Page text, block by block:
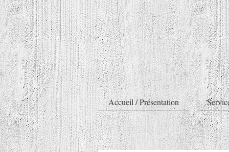
Accueil / Présentation